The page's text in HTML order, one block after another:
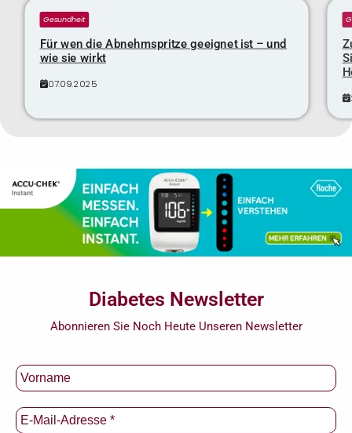
Gesundheit
Für wen die Abnehmspritze geeignet ist – und
wie sie wirkt
07.09.2025
Diabetes Newsletter
Abonnieren Sie Noch Heute Unseren Newsletter